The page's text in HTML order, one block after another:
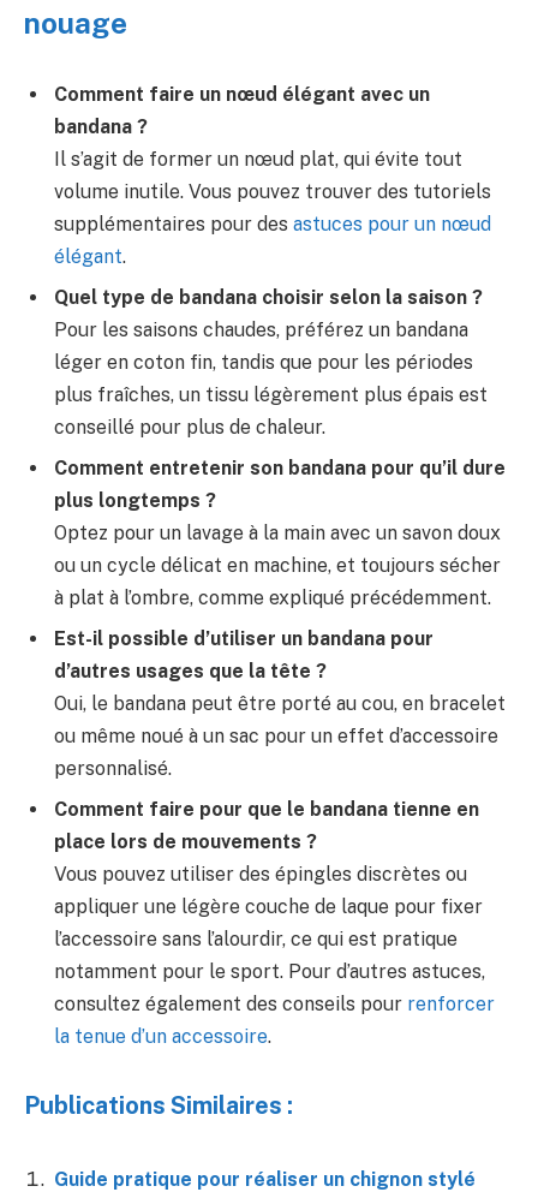
nouage
Comment faire un nœud élégant avec un
bandana ?
Il s’agit de former un nœud plat, qui évite tout
volume inutile. Vous pouvez trouver des tutoriels
supplémentaires pour des astuces pour un nœud
élégant.
Quel type de bandana choisir selon la saison ?
Pour les saisons chaudes, préférez un bandana
léger en coton fin, tandis que pour les périodes
plus fraîches, un tissu légèrement plus épais est
conseillé pour plus de chaleur.
Comment entretenir son bandana pour qu’il dure
plus longtemps ?
Optez pour un lavage à la main avec un savon doux
ou un cycle délicat en machine, et toujours sécher
à plat à l’ombre, comme expliqué précédemment.
Est-il possible d’utiliser un bandana pour
d’autres usages que la tête ?
Oui, le bandana peut être porté au cou, en bracelet
ou même noué à un sac pour un effet d’accessoire
personnalisé.
Comment faire pour que le bandana tienne en
place lors de mouvements ?
Vous pouvez utiliser des épingles discrètes ou
appliquer une légère couche de laque pour fixer
l’accessoire sans l’alourdir, ce qui est pratique
notamment pour le sport. Pour d’autres astuces,
consultez également des conseils pour renforcer
la tenue d’un accessoire.
Publications Similaires :
Guide pratique pour réaliser un chignon stylé